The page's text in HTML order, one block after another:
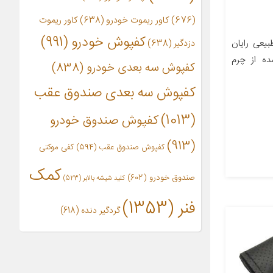
رایان
از چرم
(676)
کاور ریموت خودرو(638)
کاور ریموت
دزدگیر(638) کفپوش خودرو(991)
کفپوش سه بعدی خودرو (838)
کفپوش سه بعدی صندوق عقب
(1013)
کفپوش صندوق خودرو
(913)
کفپوش صندوق عقب (594) کفی موکتی
صندوق خودرو (602) کلید شیشه بالابر(523)
کمک
فنر(1353) گردگیر دنده (618)